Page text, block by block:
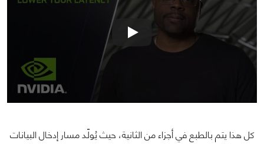
كل هذا يتم بالطبع في أجزاء من الثانية، حيث يُولّد مسار إدخال البيانات